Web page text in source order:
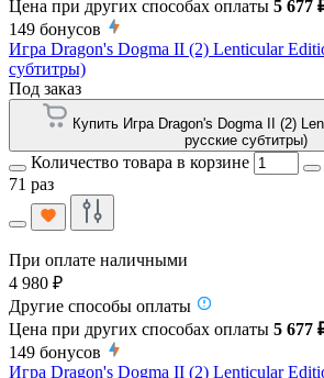
Цена при других способах оплаты 5 677
149 бонусов
Игра Dragon's Dogma II (2) Lenticular
субтитры)
Под заказ
Купить Игра Dragon's Dogma II (2)
русские субтитры)
Количество товара в корзине
71 раз
При оплате наличными
4 980 ₽
Другие способы оплаты
Цена при других способах оплаты 5 677
149 бонусов
Игра Dragon's Dogma II (2) Lenticular